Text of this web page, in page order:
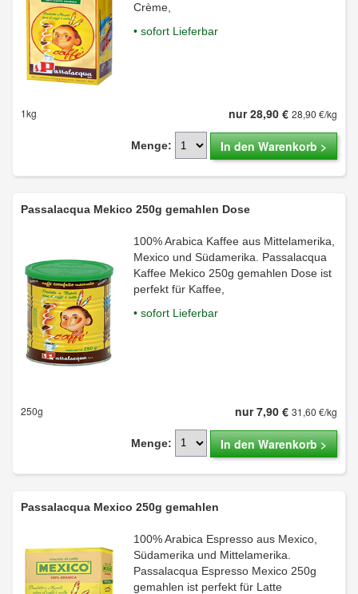
Crème,
• sofort Lieferbar
1kg nur 28,90 € 28,90 €/kg
Menge: In den Warenkorb >
Passalacqua Mekico 250g gemahlen Dose
100% Arabica Kaffee aus Mittelamerika,
Mexico und Südamerika. Passalacqua
Kaffee Mekico 250g gemahlen Dose ist
perfekt für Kaffee,
• sofort Lieferbar
250g nur 7,90 € 31,60 €/kg
Menge: In den Warenkorb >
Passalacqua Mexico 250g gemahlen
100% Arabica Espresso aus Mexico,
Südamerika und Mittelamerika.
Passalacqua Espresso Mexico 250g
gemahlen ist perfekt für Latte